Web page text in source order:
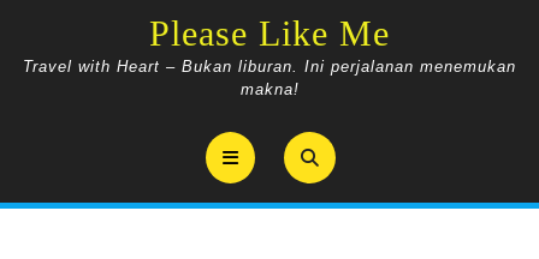
content
Please Like Me
Travel with Heart – Bukan liburan. Ini perjalanan menemukan
makna!
Open
Button